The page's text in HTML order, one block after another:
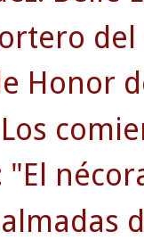
del
Honor
"El